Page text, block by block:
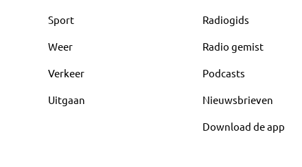
Sport
Weer
Verkeer
Uitgaan
Radiogids
Radio gemist
Podcasts
Nieuwsbrieven
Download de app